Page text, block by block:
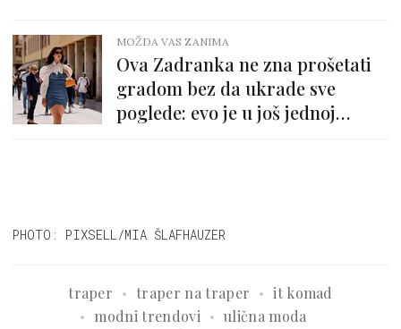
MOŽDA VAS ZANIMA
Ova Zadranka ne zna prošetati
gradom bez da ukrade sve
poglede: evo je u još jednoj
PHOTO: PIXSELL/MIA ŠLAFHAUZER
traper traper na traper
it komad
modni trendovi
ulična moda